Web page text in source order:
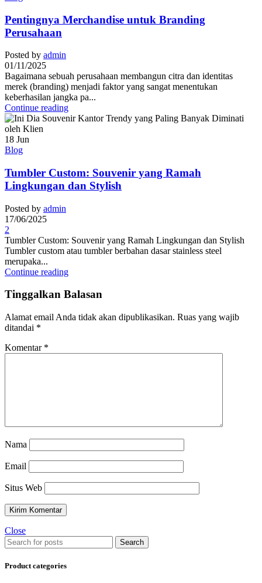
Pentingnya Merchandise untuk Branding
Perusahaan
Posted by admin
01/11/2025
Bagaimana sebuah perusahaan membangun citra dan identitas
merek (branding) menjadi faktor yang sangat menentukan
keberhasilan jangka pa...
Continue reading
18 Jun
Blog
Tumbler Custom: Souvenir yang Ramah
Lingkungan dan Stylish
Posted by admin
17/06/2025
2
Tumbler Custom: Souvenir yang Ramah Lingkungan dan Stylish
Tumbler custom atau tumbler berbahan dasar stainless steel
merupaka...
Continue reading
Tinggalkan Balasan
Alamat email Anda tidak akan dipublikasikan. Ruas yang wajib
ditandai *
Komentar *
Nama
Email
Situs Web
Close
Search
Product categories